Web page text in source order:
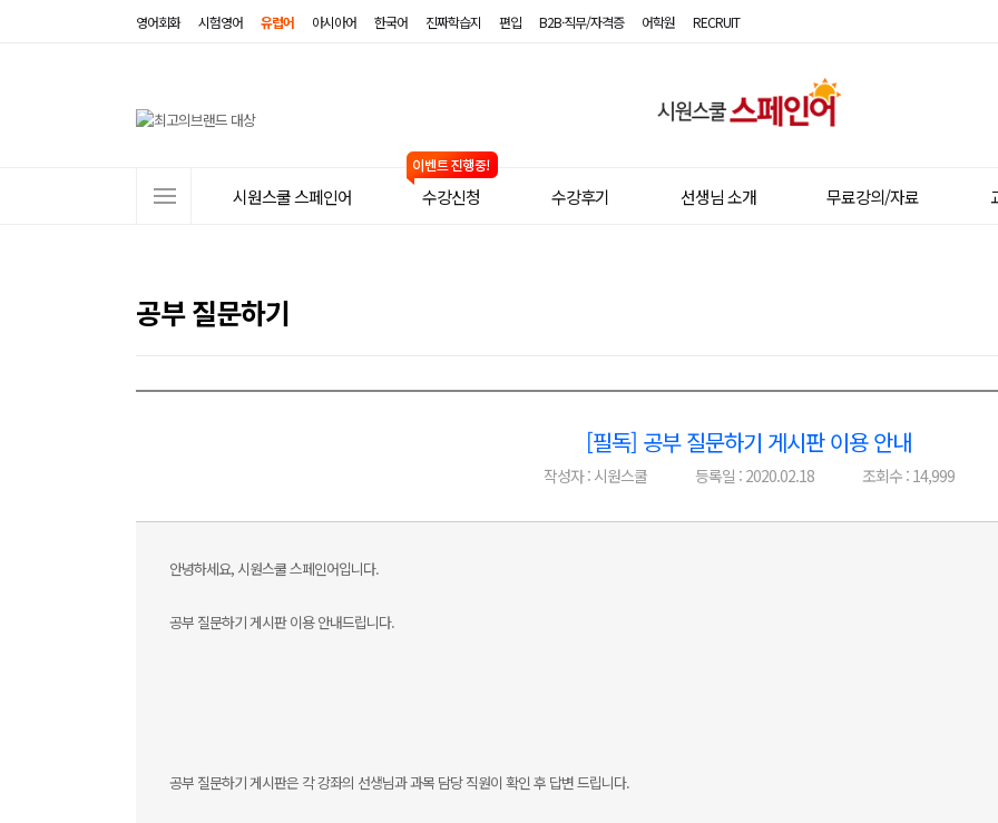
영어회화 시험영어 유럽어 아시아어 한국어 진짜학습지 편입 B2B·직무/자격증 어학원 RECRUIT
어
뉴
시원스쿨 스페인어 수강신청 수강후기 선생님 소개 무료강의/자료
공부 질문하기
[필독] 공부 질문하기 게시판 이용 안내
작성자 : 시원스쿨 등록일 : 2020.02.18 조회수 : 14,999
이전글 다음글
안녕하세요, 시원스쿨 스페인어입니다.
공부 질문하기 게시판 이용 안내드립니다.
공부 질문하기 게시판은 각 강좌의 선생님과 과목 담당 직원이 확인 후 답변 드립니다.